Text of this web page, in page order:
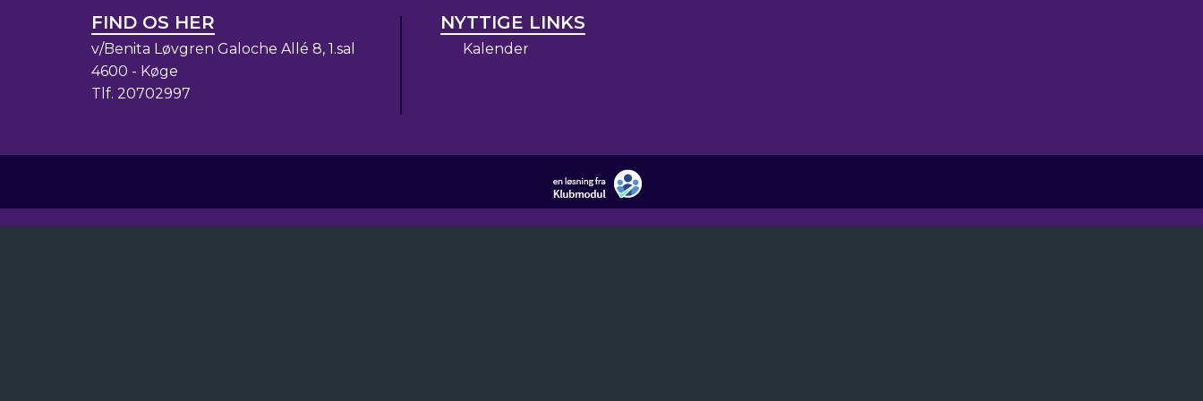
FIND OS HER
v/Benita Løvgren Galoche Allé 8, 1.sal
4600 - Køge
Tlf. 20702997
NYTTIGE LINKS
Kalender